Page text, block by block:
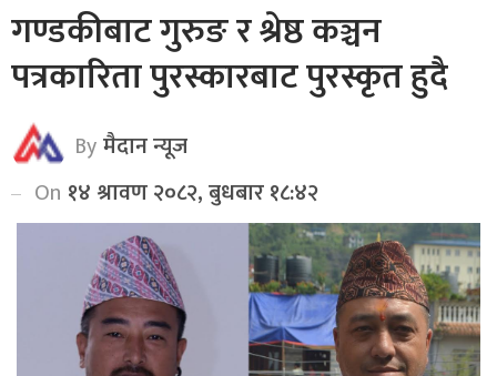
गण्डकीबाट गुरुङ र श्रेष्ठ कञ्चन
पत्रकारिता पुरस्कारबाट पुरस्कृत हुदै
Byमैदान न्यूज
On १४ श्रावण २०८२, बुधबार १८:४२